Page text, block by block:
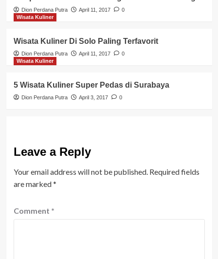
Dion Perdana Putra April 11, 2017
0
Wisata Kuliner
Wisata Kuliner Di Solo Paling Terfavorit
Dion Perdana Putra April 11, 2017
0
Wisata Kuliner
5 Wisata Kuliner Super Pedas di Surabaya
Dion Perdana Putra April 3, 2017 0
Leave a Reply
Your email address will not be published. Required fields
are marked*
Comment *